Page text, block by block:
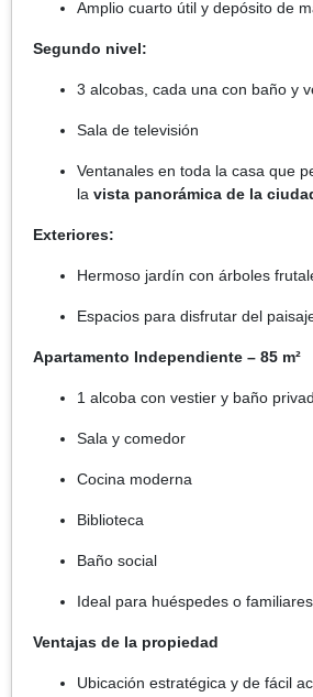
Amplio cuarto útil y depósito de
Segundo nivel:
3 alcobas, cada una con baño y
Sala de televisión
Ventanales en toda la casa que
la vista panorámica de la
Exteriores:
Hermoso jardín con árboles
Espacios para disfrutar del
Apartamento Independiente – 85 m²
1 alcoba con vestier y baño
Sala y comedor
Cocina moderna
Biblioteca
Baño social
Ideal para huéspedes o
Ventajas de la propiedad
Ubicación estratégica y de fácil